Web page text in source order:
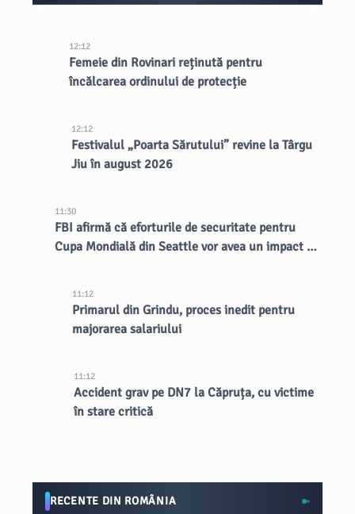
12:12
Femeie din Rovinari reținută pentru
încălcarea ordinului de protecție
12:12
Festivalul „Poarta Sărutului” revine la Târgu
Jiu în august 2026
11:30
FBI afirmă că eforturile de securitate pentru
Cupa Mondială din Seattle vor avea un impact de
11:12
Primarul din Grindu, proces inedit pentru
majorarea salariului
11:12
Accident grav pe DN7 la Căpruța, cu victime
în stare critică
RECENTE DIN ROMÂNIA